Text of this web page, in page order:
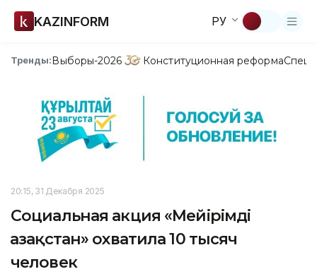
KAZINFORM РУ
Тренды:Выборы-2026 Конституционная реформа
20:15, 31 Декабря 2025
Социальная акция «Мейірімді
Қазақстан» охватила 10 тысяч
человек